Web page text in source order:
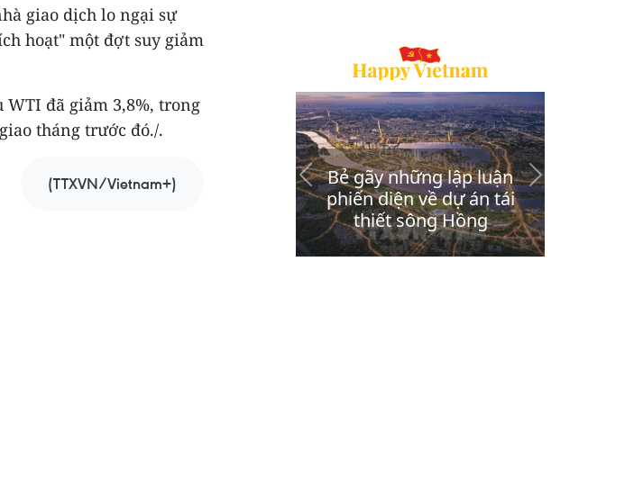
giao dịch lo ngại sự
hoạt" một đợt suy giảm
WTI đã giảm 3,8%, trong
tháng trước đó./.
(TTXVN/Vietnam+)